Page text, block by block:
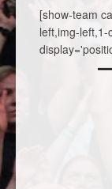
[show-team
left,img-left,1-